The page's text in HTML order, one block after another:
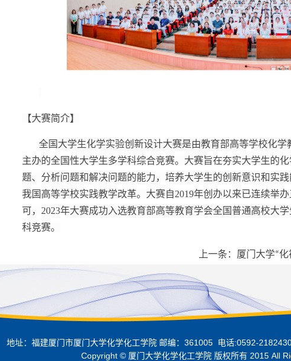
【大赛简介】
全国大学生化学实验创新设计大赛是由教育部高等学校化
主办的全国性大学生多学科综合竞赛。大赛旨在夯实大学生的
题、分析问题和解决问题的能力，培养大学生的创新意识和实
我国高等学校实践教学改革。大赛自2019年创办以来已连续举
可，2023年大赛成功入选教育部高等教育学会全国普通高校大
科竞赛。
上一条： 厦门大学“化
地址：福建厦门市厦门大学化学化工学院 邮编：361005 电话:0592-
Copyright © 厦门大学化学化工学院 版权所有 2015 All